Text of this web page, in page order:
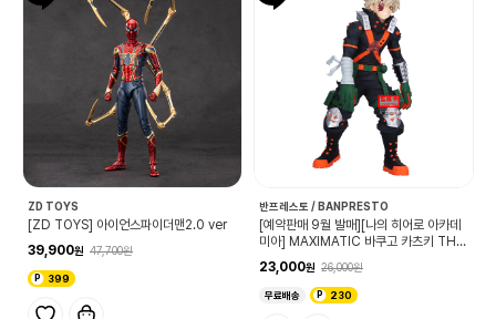
ZD TOYS
[ZD TOYS] 아이언스파이더맨2.0 ver
39,900
47,700
399
반프레스토 / BANPRESTO
[예약판매 9월 발매][나의 히어로 아카데
미아] MAXIMATIC 바쿠고 카츠키 THE
23,000 26,000
무료배송 230